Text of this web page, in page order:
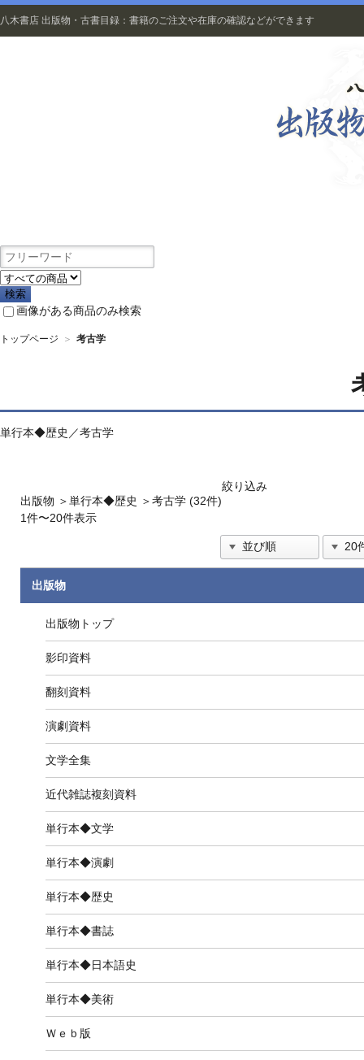
八木書店 出版物・古書目録：書籍のご注文や在庫の確認などができます
画像がある商品のみ検索
トップページ ＞ 考古学
単行本◆歴史／考古学
出版物 ＞単行本◆歴史 ＞考古学 (32件)
1件〜20件表示
絞り込み
出版物
出版物トップ
影印資料
翻刻資料
演劇資料
文学全集
近代雑誌複刻資料
単行本◆文学
単行本◆演劇
単行本◆歴史
単行本◆書誌
単行本◆日本語史
単行本◆美術
Ｗｅｂ版